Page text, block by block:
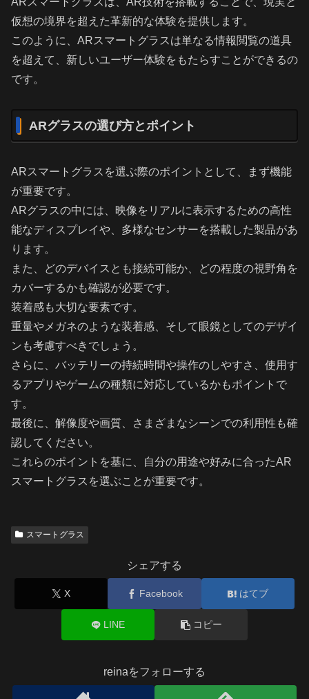
仮想の境界を超えた革新的な体験を提供します。
このように、ARスマートグラスは単なる情報閲覧の道具
を超えて、新しいユーザー体験をもたらすことができるの
です。
ARグラスの選び方とポイント
ARスマートグラスを選ぶ際のポイントとして、まず機能
が重要です。
ARグラスの中には、映像をリアルに表示するための高性
能なディスプレイや、多様なセンサーを搭載した製品があ
ります。
また、どのデバイスとも接続可能か、どの程度の視野角を
カバーするかも確認が必要です。
装着感も大切な要素です。
重量やメガネのような装着感、そして眼鏡としてのデザイ
ンも考慮すべきでしょう。
さらに、バッテリーの持続時間や操作のしやすさ、使用す
るアプリやゲームの種類に対応しているかもポイントで
す。
最後に、解像度や画質、さまざまなシーンでの利用性も確
認してください。
これらのポイントを基に、自分の用途や好みに合ったAR
スマートグラスを選ぶことが重要です。
スマートグラス
シェアする
X Facebook はてブ
LINE コピー
reinaをフォローする